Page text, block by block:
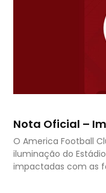
Nota Oficial –
O America Football
iluminação do
impactadas com as